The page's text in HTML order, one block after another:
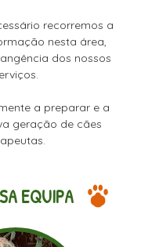
recorremos a
nesta área,
dos nossos
a preparar e a
geração de cães
EQUIPA